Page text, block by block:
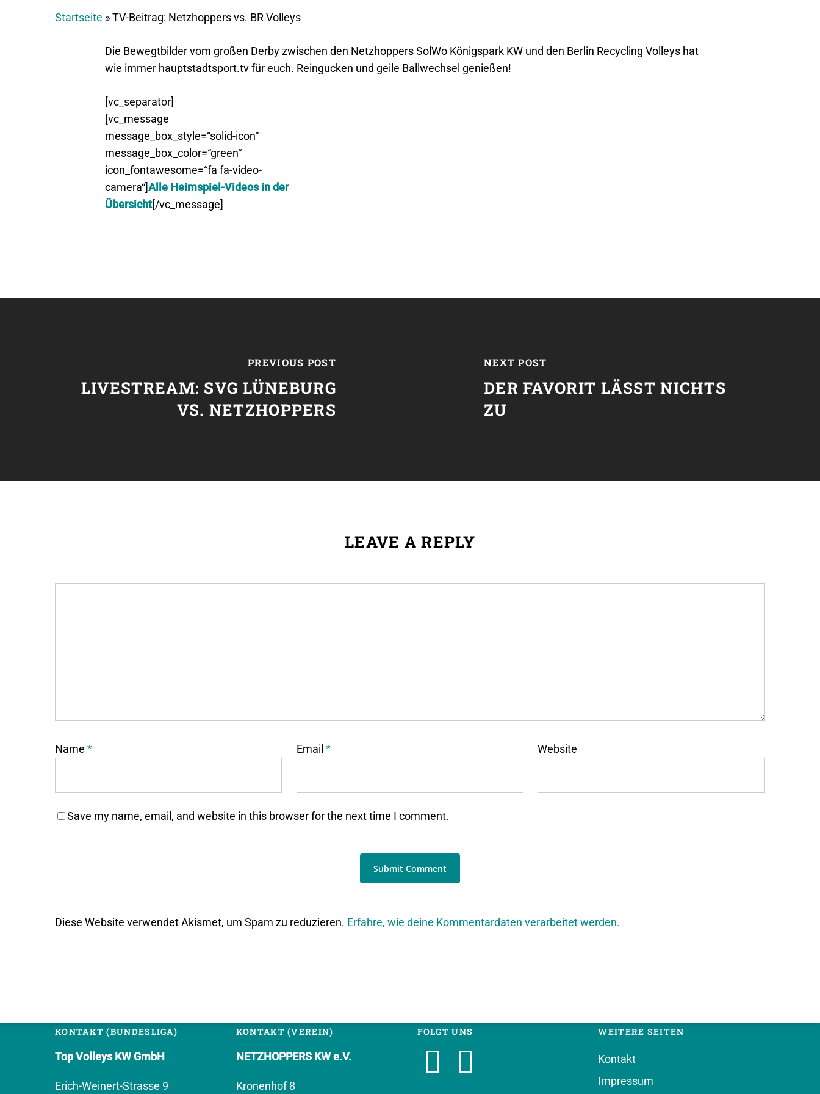
Startseite »TV-Beitrag: Netzhoppers vs. BR Volleys
Die Bewegtbilder vom großen Derby zwischen den Netzhoppers SolWo Königspark KW und den Berlin Recycling Volleys hat
wie immer hauptstadtsport.tv für euch. Reingucken und geile Ballwechsel genießen!
[vc_separator]
[vc_message
message_box_style=“solid-icon“
message_box_color=“green“
icon_fontawesome=“fa fa-video-
camera“]Alle Heimspiel-Videos in der
Übersicht[/vc_message]
PREVIOUS POST
LIVESTREAM: SVG LÜNEBURG
VS. NETZHOPPERS
NEXT POST
DER FAVORIT LÄSST NICHTS
ZU
LEAVE A REPLY
Name * Email * Website
Save my name, email, and website in this browser for the next time I comment.
Diese Website verwendet Akismet, um Spam zu reduzieren. Erfahre, wie deine Kommentardaten verarbeitet werden.
KONTAKT (BUNDESLIGA)
Top Volleys KW GmbH
Erich-Weinert-Strasse 9
KONTAKT (VEREIN)
NETZHOPPERS KW e.V.
Kronenhof 8
FOLGT UNS WEITERE SEITEN
Kontakt
Impressum